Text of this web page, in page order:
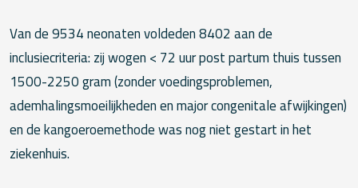
Van de 9534 neonaten voldeden 8402 aan de
inclusiecriteria: zij wogen < 72 uur post partum thuis tussen
1500-2250 gram (zonder voedingsproblemen,
ademhalingsmoeilijkheden en major congenitale afwijkingen)
en de kangoeroemethode was nog niet gestart in het
ziekenhuis.